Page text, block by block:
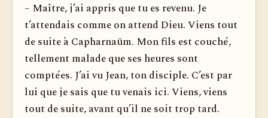
– Maître, j’ai appris que tu es revenu. Je
t’attendais comme on attend Dieu. Viens tout
de suite à Capharnaüm. Mon fils est couché,
tellement malade que ses heures sont
comptées. J’ai vu Jean, ton disciple. C’est par
lui que je sais que tu venais ici. Viens, viens
tout de suite, avant qu’il ne soit trop tard.